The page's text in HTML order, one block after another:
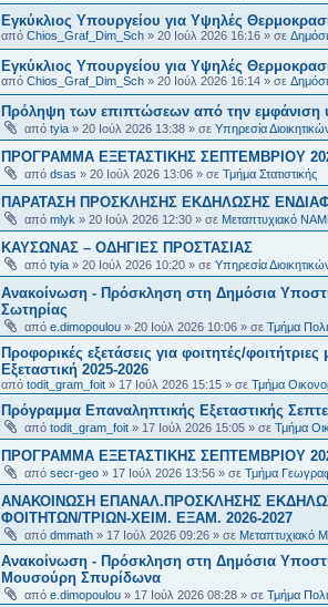
Εγκύκλιος Υπουργείου για Υψηλές
από Chios_Graf_Dim_Sch » 20 Ιούλ 2026 16:16 » σε
Εγκύκλιος Υπουργείου για Υψηλές
από Chios_Graf_Dim_Sch » 20 Ιούλ 2026 16:14 » σε
Πρόληψη των επιπτώσεων από την εμφάνιση
από tyia » 20 Ιούλ 2026 13:38 » σε Υπηρεσία
ΠΡΟΓΡΑΜΜΑ ΕΞΕΤΑΣΤΙΚΗΣ ΣΕΠΤΕΜΒΡΙΟΥ
από dsas » 20 Ιούλ 2026 13:06 » σε Τμήμα Στατιστικής
ΠΑΡΑΤΑΣΗ ΠΡΟΣΚΛΗΣΗΣ ΕΚΔΗΛΩΣΗΣ
από mlyk » 20 Ιούλ 2026 12:30 » σε Μεταπτυχιακό
ΚΑΥΣΩΝΑΣ – ΟΔΗΓΙΕΣ ΠΡΟΣΤΑΣΙΑΣ
από tyia » 20 Ιούλ 2026 10:20 » σε Υπηρεσία
Ανακοίνωση - Πρόσκληση στη Δημόσια
Σωτηρίας
από e.dimopoulou » 20 Ιούλ 2026 10:06 » σε Τμήμα
Προφορικές εξετάσεις για φοιτητές/
Εξεταστική 2025-2026
από todit_gram_foit » 17 Ιούλ 2026 15:15 » σε Τμήμα
Πρόγραμμα Επαναληπτικής Εξεταστικής
από todit_gram_foit » 17 Ιούλ 2026 15:05 » σε Τμήμα
ΠΡΟΓΡΑΜΜΑ ΕΞΕΤΑΣΤΙΚΗΣ ΣΕΠΤΕΜΒΡΙΟΥ
από secr-geo » 17 Ιούλ 2026 13:56 » σε Τμήμα
ΑΝΑΚΟΙΝΩΣΗ ΕΠΑΝΑΛ.ΠΡΟΣΚΛΗΣΗΣ
ΦΟΙΤΗΤΩΝ/ΤΡΙΩΝ-ΧΕΙΜ. ΕΞΑΜ. 2026-2027
από dmmath » 17 Ιούλ 2026 09:26 » σε Μεταπτυχιακό
Ανακοίνωση - Πρόσκληση στη Δημόσια
Μουσούρη Σπυρίδωνα
από e.dimopoulou » 17 Ιούλ 2026 08:28 » σε Τμήμα